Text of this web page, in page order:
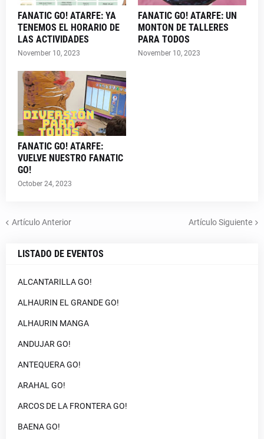
FANATIC GO! ATARFE: YA
TENEMOS EL HORARIO DE
LAS ACTIVIDADES
November 10, 2023
FANATIC GO! ATARFE: UN
MONTON DE TALLERES
PARA TODOS
November 10, 2023
FANATIC GO! ATARFE:
VUELVE NUESTRO FANATIC
GO!
October 24, 2023
Artículo Anterior Artículo Siguiente
LISTADO DE EVENTOS
ALCANTARILLA GO!
ALHAURIN EL GRANDE GO!
ALHAURIN MANGA
ANDUJAR GO!
ANTEQUERA GO!
ARAHAL GO!
ARCOS DE LA FRONTERA GO!
BAENA GO!